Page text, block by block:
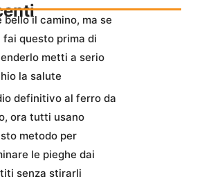
bello il camino, ma se
fai questo prima di
metti a serio
la salute
definitivo al ferro da
ora tutti usano
metodo per
le pieghe dai
senza stirarli